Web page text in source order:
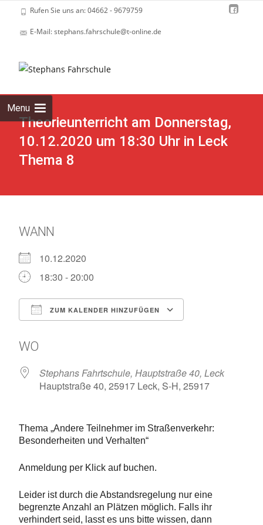
Rufen Sie uns an: 04662 - 9679759
E-Mail: stephans.fahrschule@t-online.de
Menu
Theorieunterricht am Donnerstag,
10.12.2020 um 18:30 Uhr in Leck
Thema 8
WANN
10.12.2020
18:30 - 20:00
ZUM KALENDER HINZUFÜGEN
WO
Stephans Fahrtschule, Hauptstraße 40, Leck
Hauptstraße 40, 25917 Leck, S-H, 25917
Thema „Andere Teilnehmer im Straßenverkehr:
Besonderheiten und Verhalten“
Anmeldung per Klick auf buchen.
Leider ist durch die Abstandsregelung nur eine
begrenzte Anzahl an Plätzen möglich. Falls ihr
verhindert seid, lasst es uns bitte wissen, dann